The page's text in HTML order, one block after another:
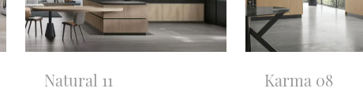
Natural 11 Karma 08